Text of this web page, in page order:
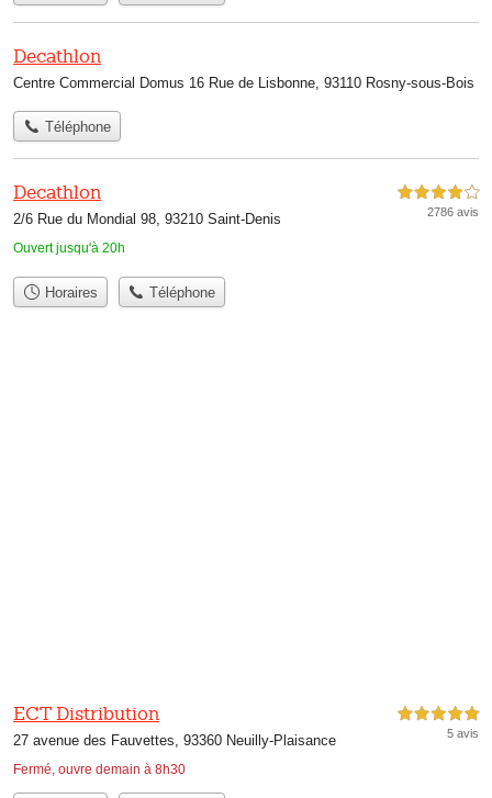
Decathlon
Centre Commercial Domus 16 Rue de Lisbonne, 93110 Rosny-sous-Bois
Téléphone
Decathlon
2/6 Rue du Mondial 98, 93210 Saint-Denis
Ouvert jusqu'à 20h
4,0 étoiles sur 5
2786 avis
Horaires Téléphone
ECT Distribution
27 avenue des Fauvettes, 93360 Neuilly-Plaisance
Fermé, ouvre demain à 8h30
5,0 étoiles sur 5
5 avis